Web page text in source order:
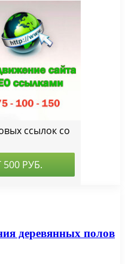
деревянных полов